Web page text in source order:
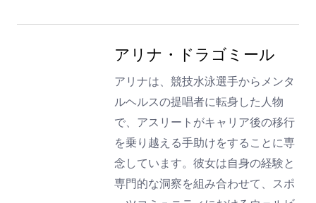
アリナ・ドラゴミール
アリナは、競技水泳選手からメンタ
ルヘルスの提唱者に転身した人物
で、アスリートがキャリア後の移行
を乗り越える手助けをすることに専
念しています。彼女は自身の経験と
専門的な洞察を組み合わせて、スポ